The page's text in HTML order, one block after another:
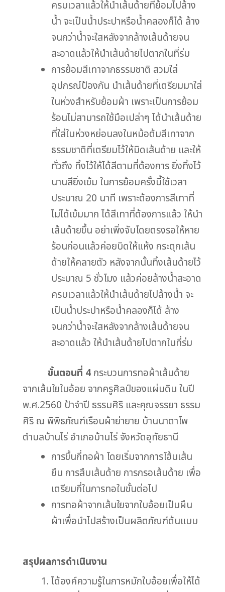
ครบเวลาแล้วให้นำเส้นด้ายที่ย้อมไปล้าง
น้ำ จะเป็นน้ำประปาหรือน้ำคลองก็ได้ ล้าง
จนกว่าน้ำจะใสหลังจากล้างเส้นด้ายจน
สะอาดแล้วให้นำเส้นด้ายไปตากในที่ร่ม
การย้อมสีเทาจากธรรมชาติ สวมใส่
อุปกรณ์ป้องกัน นำเส้นด้ายที่เตรียมมาใส่
ในห่วงสำหรับย้อมผ้า เพราะเป็นการย้อม
ร้อนไม่สามารถใช้มือเปล่าๆ ได้นำเส้นด้าย
ที่ใส่ในห่วงหย่อนลงในหม้อต้มสีเทาจาก
ธรรมชาติที่เตรียมไว้ให้มิดเส้นด้าย และให้
ทั่วถึง ทิ้งไว้ให้ได้สีตามที่ต้องการ ยิ่งทิ้งไว้
นานสียิ่งเข้ม ในการย้อมครั้งนี้ใช้เวลา
ประมาณ 20 นาที เพราะต้องการสีเทาที่
ไม่ได้เข้มมาก ได้สีเทาที่ต้องการแล้ว ให้นำ
เส้นด้ายขึ้น อย่าเพิ่งจับโดยตรงรอให้หาย
ร้อนก่อนแล้วค่อยบิดให้แห้ง กระตุกเส้น
ด้ายให้คลายตัว หลังจากนั้นทิ้งเส้นด้ายไว้
ประมาณ 5 ชั่วโมง แล้วค่อยล้างน้ำสะอาด
ครบเวลาแล้วให้นำเส้นด้ายไปล้างน้ำ จะ
เป็นน้ำประปาหรือน้ำคลองก็ได้ ล้าง
จนกว่าน้ำจะใสหลังจากล้างเส้นด้ายจน
สะอาดแล้ว ให้นำเส้นด้ายไปตากในที่ร่ม
ขั้นตอนที่ 4กระบวนการทอผ้าเส้นด้าย
จากเส้นใยใบอ้อย จากครูศิลป์ของแผ่นดิน ในปี
พ.ศ.2560 ป้าจำปี ธรรมศิริ และคุณจรรยา ธรรม
ศิริ ณ พิพิธภัณฑ์เรือนผ้าย่ายาย บ้านนาตาโพ
ตำบลบ้านไร่ อำเภอบ้านไร่ จังหวัดอุทัยธานี
การขึ้นกี่ทอผ้า โดยเริ่มจากการโฮ้นเส้น
ยืน การสืบเส้นด้าย การกรอเส้นด้าย เพื่อ
เตรียมกี่ในการทอในขั้นต่อไป
การทอผ้าจากเส้นใยจากใบอ้อยเป็นผืน
ผ้าเพื่อนำไปสร้างเป็นผลิตภัณฑ์ต้นแบบ
สรุปผลการดำเนินงาน
ได้องค์ความรู้ในการหมักใบอ้อยเพื่อให้ได้